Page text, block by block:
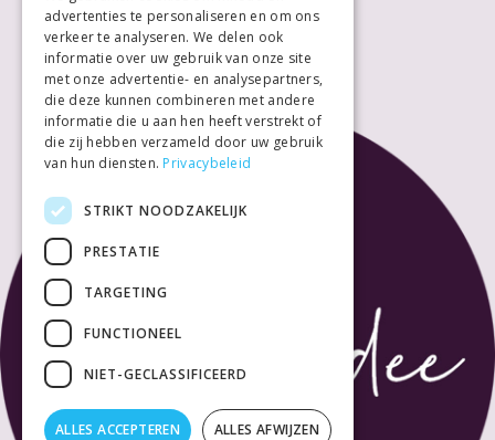
Zondag
Gesloten
advertenties te personaliseren en om ons
verkeer te analyseren. We delen ook
informatie over uw gebruik van onze site
met onze advertentie- en analysepartners,
die deze kunnen combineren met andere
informatie die u aan hen heeft verstrekt of
die zij hebben verzameld door uw gebruik
van hun diensten. Privacybeleid
STRIKT NOODZAKELIJK
PRESTATIE
TARGETING
FUNCTIONEEL
NIET-GECLASSIFICEERD
ALLES ACCEPTEREN ALLES AFWIJZEN